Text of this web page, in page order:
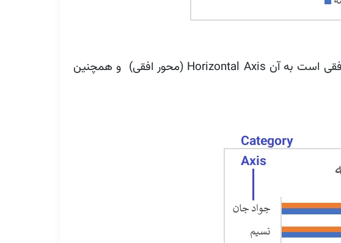
نکته ۱) باید بدانید که محور Category نام‌های دیگر هم دارد. در شکل بالا چون این محور افقی است به آن Horizontal Axis (محور افقی) و همچنین